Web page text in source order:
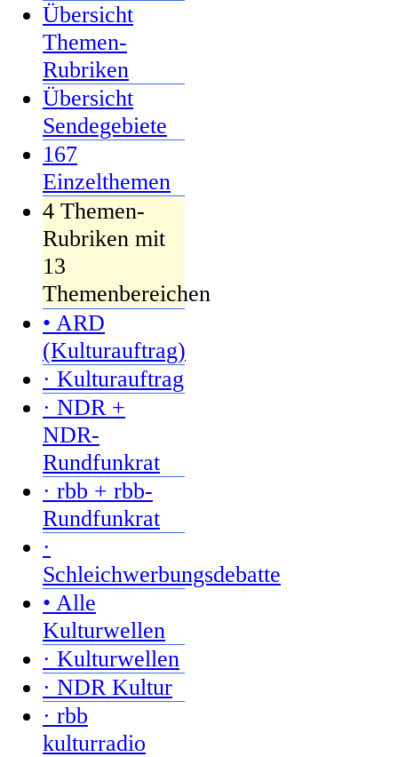
Übersicht
Themen-
Rubriken
Übersicht
Sendegebiete
167
Einzelthemen
4 Themen-
Rubriken mit
13
Themenbereichen
• ARD
(Kulturauftrag)
· Kulturauftrag
· NDR +
NDR-
Rundfunkrat
· rbb + rbb-
Rundfunkrat
·
Schleichwerbungsdebatte
• Alle
Kulturwellen
· Kulturwellen
· NDR Kultur
· rbb
kulturradio